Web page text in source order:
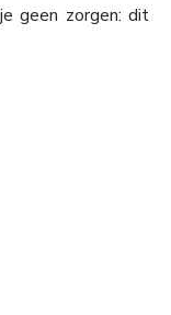
geen zorgen: dit